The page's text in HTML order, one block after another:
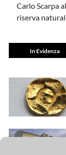
Carlo Scarpa
riserva
In Evidenza